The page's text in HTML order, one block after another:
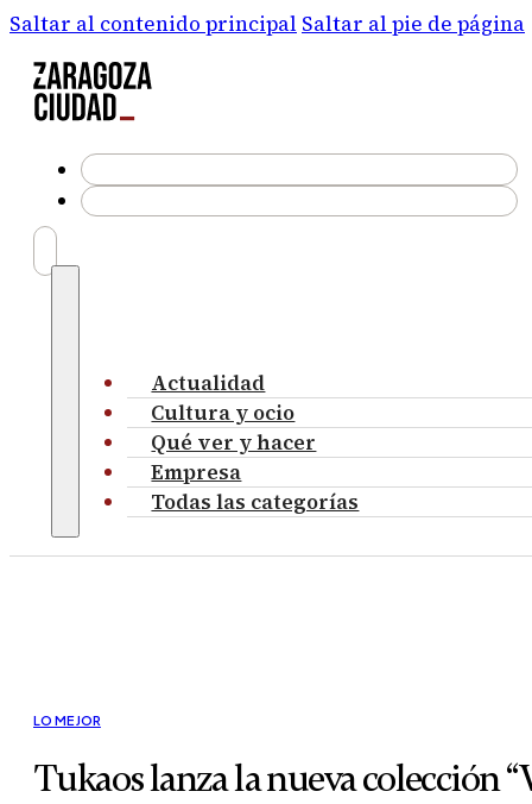
Saltar al contenido principal Saltar al pie de página
Actualidad
Cultura y ocio
Qué ver y hacer
Empresa
Todas las categorías
LO MEJOR
Tukaos lanza la nueva colección